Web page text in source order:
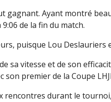
gagnant. Ayant montré
de la fin du match.
puisque Lou Deslauriers
sa vitesse et de son
premier de la Coupe
durant le